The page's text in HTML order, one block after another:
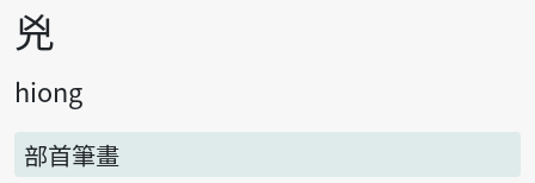
主內容區塊
兇
hiong
部首筆畫